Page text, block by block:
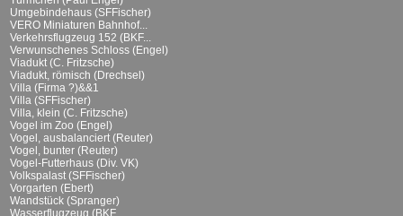
Umgebindehaus (SFFischer)
VERO Miniaturen Bahnhof...
Verkehrsflugzeug 152 (BKF...
Verwunschenes Schloss (Engel)
Viadukt (C. Fritzsche)
Viadukt, römisch (Drechsel)
Villa (Firma ?)&&1
Villa (SFFischer)
Villa, klein (C. Fritzsche)
Vogel im Zoo (Engel)
Vogel, ausbalanciert (Reuter)
Vogel, bunter (Reuter)
Vogel-Futterhaus (Div. VK)
Volkspalast (SFFischer)
Vorgarten (Ebert)
Wandstück (Spranger)
Wasserflugzeug (BKF